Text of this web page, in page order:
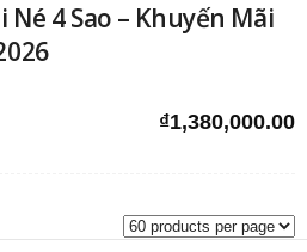
4 Sao – Khuyến Mãi
₫1,380,000.00